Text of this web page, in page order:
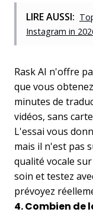
LIRE AUSSI:
Instagram in
Rask AI n'offre
que vous
minutes de
vidéos, sans
L'essai vous
mais il n'est pas
qualité vocale
soin et testez
prévoyez
4. Combien de